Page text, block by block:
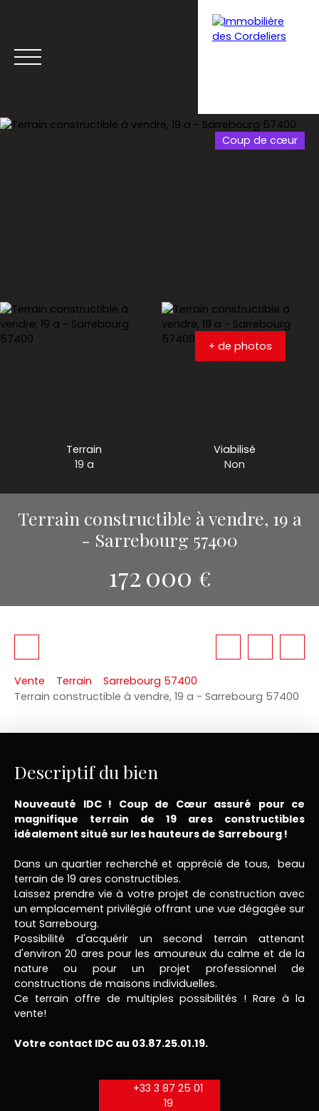
Coup de cœur
+ de photos
Terrain
19 a
Viabilisé
Non
Terrain constructible à vendre, 19 a
- Sarrebourg 57400
172 000 €
Vente Terrain
Sarrebourg 57400
Terrain constructible à vendre, 19 a - Sarrebourg 57400
Descriptif du bien
Nouveauté IDC ! Coup de Cœur assuré pour ce
magnifique terrain de 19 ares constructibles
idéalement situé sur les hauteurs de Sarrebourg !
Dans un quartier recherché et apprécié de tous, beau
terrain de 19 ares constructibles.
Laissez prendre vie à votre projet de construction avec
un emplacement privilégié offrant une vue dégagée sur
tout Sarrebourg.
Possibilité d'acquérir un second terrain attenant
d'environ 20 ares pour les amoureux du calme et de la
nature ou pour un projet professionnel de
constructions de maisons individuelles.
Ce terrain offre de multiples possibilités ! Rare à la
vente!
Votre contact IDC au 03.87.25.01.19.
+33 3 87 25 01
19